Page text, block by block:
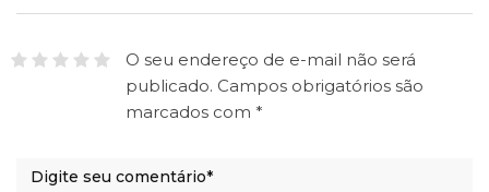
O seu endereço de e-mail não será
publicado. Campos obrigatórios são
marcados com *